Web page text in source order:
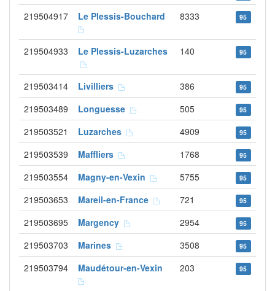
219504917 Le Plessis-Bouchard 8333 95
219504933 Le Plessis-Luzarches 140 95
219503414 Livilliers 386 95
219503489 Longuesse 505 95
219503521 Luzarches 4909 95
219503539 Maffliers 1768 95
219503554 Magny-en-Vexin 5755 95
219503653 Mareil-en-France 721 95
219503695 Margency 2954 95
219503703 Marines 3508 95
219503794 Maudétour-en-Vexin 203 95